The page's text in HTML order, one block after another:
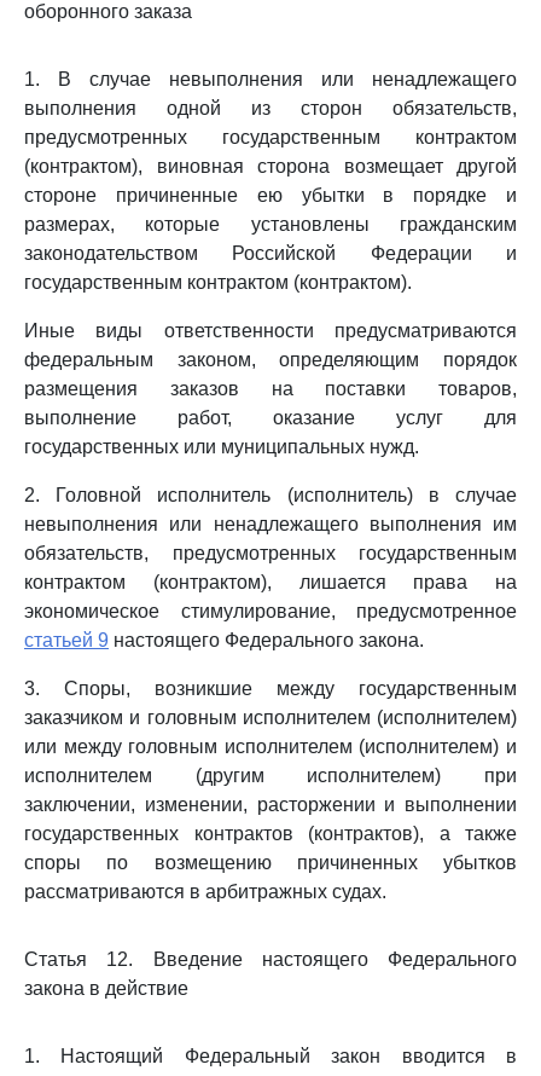
оборонного заказа
1. В случае невыполнения или ненадлежащего
выполнения одной из сторон обязательств,
предусмотренных государственным контрактом
(контрактом), виновная сторона возмещает другой
стороне причиненные ею убытки в порядке и
размерах, которые установлены гражданским
законодательством Российской Федерации и
государственным контрактом (контрактом).
Иные виды ответственности предусматриваются
федеральным законом, определяющим порядок
размещения заказов на поставки товаров,
выполнение работ, оказание услуг для
государственных или муниципальных нужд.
2. Головной исполнитель (исполнитель) в случае
невыполнения или ненадлежащего выполнения им
обязательств, предусмотренных государственным
контрактом (контрактом), лишается права на
экономическое стимулирование, предусмотренное
статьей 9 настоящего Федерального закона.
3. Споры, возникшие между государственным
заказчиком и головным исполнителем (исполнителем)
или между головным исполнителем (исполнителем) и
исполнителем (другим исполнителем) при
заключении, изменении, расторжении и выполнении
государственных контрактов (контрактов), а также
споры по возмещению причиненных убытков
рассматриваются в арбитражных судах.
Статья 12. Введение настоящего Федерального
закона в действие
1. Настоящий Федеральный закон вводится в